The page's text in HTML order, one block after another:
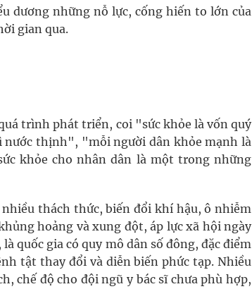
dương những nỗ lực, cống hiến to lớn của
gian qua.
trình phát triển, coi "sức khỏe là vốn quý
nước thịnh", "mỗi người dân khỏe mạnh là
khỏe cho nhân dân là một trong những
thách thức, biến đổi khí hậu, ô nhiễm
hoảng và xung đột, áp lực xã hội ngày
quốc gia có quy mô dân số đông, đặc điểm
tật thay đổi và diễn biến phức tạp. Nhiều
chế độ cho đội ngũ y bác sĩ chưa phù hợp,